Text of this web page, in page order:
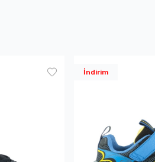
İndirim